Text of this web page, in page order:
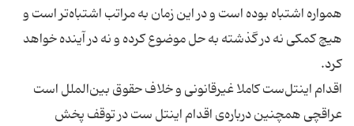
همواره اشتباه بوده است و در این زمان به مراتب اشتباه‌تر است و
هیچ کمکی نه در گذشته به حل موضوع کرده و نه در آینده خواهد
عراقچی همچنین درباره‌ی اقدام اینتل ست در توقف پخش